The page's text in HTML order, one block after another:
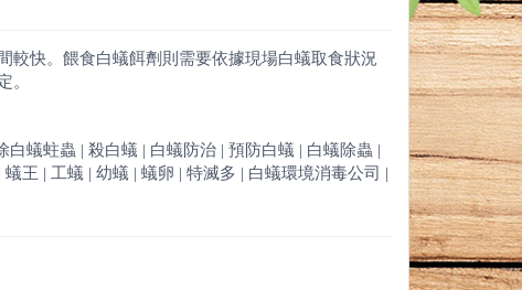
較快。餵食白蟻餌劑則需要依據現場白蟻取食狀況
。
蟻蛀蟲 | 殺白蟻 | 白蟻防治 | 預防白蟻 | 白蟻除蟲 |
王 | 工蟻 | 幼蟻 | 蟻卵 | 特滅多 | 白蟻環境消毒公司 |